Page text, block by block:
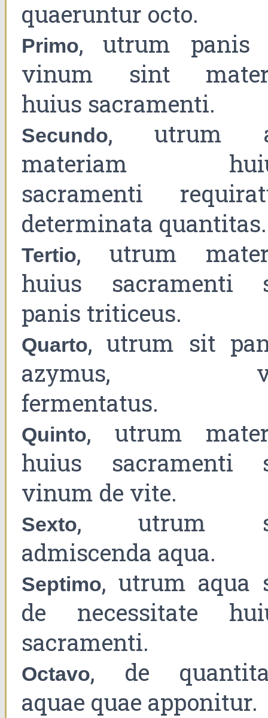
quaeruntur octo.
Primo, utrum panis
vinum sint
huius sacramenti.
Secundo, utrum
materiam
sacramenti
determinata quantitas.
Tertio, utrum
huius sacramenti
panis triticeus.
Quarto, utrum sit
azymus,
fermentatus.
Quinto, utrum
huius sacramenti
vinum de vite.
Sexto, utrum
admiscenda aqua.
Septimo, utrum aqua
de necessitate
sacramenti.
Octavo, de
aquae quae apponitur.